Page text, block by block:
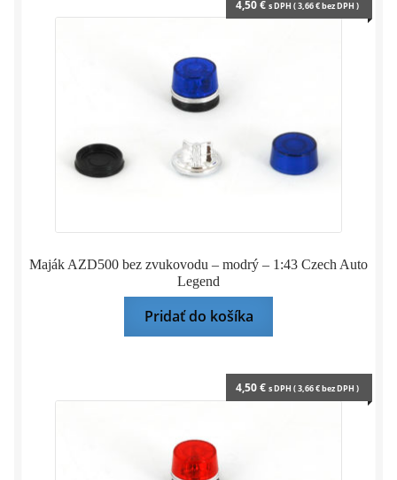
Maják AZD500 bez zvukovodu – modrý – 1:43 Czech Auto
Legend
4,50€ s DPH (3,66€bez DPH )
Pridať do košíka
4,50€ s DPH (3,66€bez DPH )